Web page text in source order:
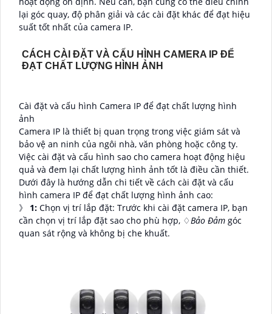
lại góc quay, độ phân giải và các cài đặt khác để đạt hiệu
suất tốt nhất của camera IP.
CÁCH CÀI ĐẶT VÀ CẤU HÌNH CAMERA IP ĐỂ
ĐẠT CHẤT LƯỢNG HÌNH ẢNH
Cài đặt và cấu hình Camera IP để đạt chất lượng hình
ảnh
Camera IP là thiết bị quan trọng trong việc giám sát và
bảo vệ an ninh của ngôi nhà, văn phòng hoặc công ty.
Việc cài đặt và cấu hình sao cho camera hoạt động hiệu
quả và đem lại chất lượng hình ảnh tốt là điều cần thiết.
Dưới đây là hướng dẫn chi tiết về cách cài đặt và cấu
hình camera IP để đạt chất lượng hình ảnh cao:
》 1: Chọn vị trí lắp đặt: Trước khi cài đặt camera IP, bạn
cần chọn vị trí lắp đặt sao cho phù hợp, ♢Bảo Đảm góc
quan sát rộng và không bị che khuất.